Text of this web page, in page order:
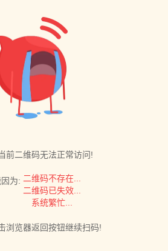
前二维码无法正常访问!
为: 二维码不存在...
二维码已失效...
系统繁忙...
浏览器返回按钮继续扫码!